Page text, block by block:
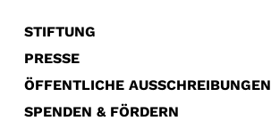
STIFTUNG
PRESSE
ÖFFENTLICHE AUSSCHREIBUNGEN
SPENDEN & FÖRDERN